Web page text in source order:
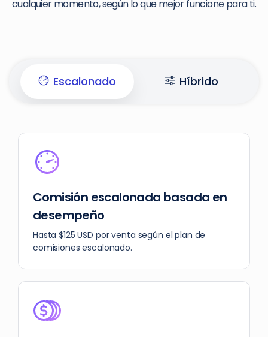
cualquier momento, según lo que mejor funcione para ti.
Escalonado Híbrido
Comisión escalonada basada en
desempeño
Hasta $125 USD por venta según el plan de
comisiones escalonado.